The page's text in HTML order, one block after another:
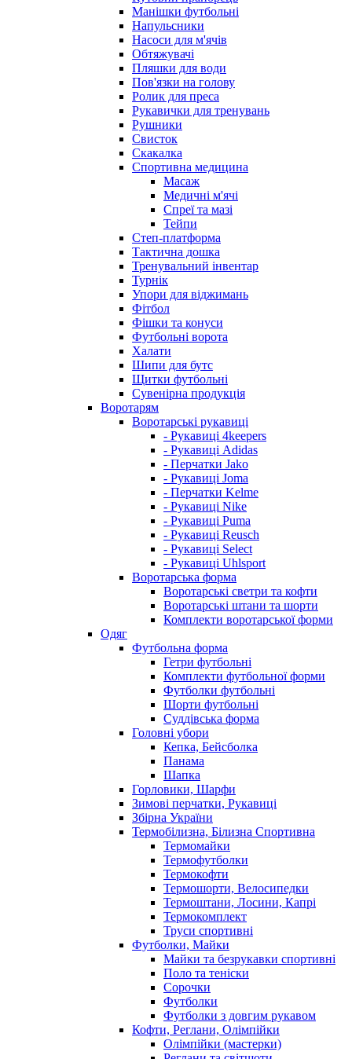
Манішки футбольні
Напульсники
Насоси для м'ячів
Обтяжувачі
Пляшки для води
Пов'язки на голову
Ролик для преса
Рукавички для тренувань
Рушники
Свисток
Скакалка
Спортивна медицина
Масаж
Медичні м'ячі
Спреї та мазі
Тейпи
Степ-платформа
Тактична дошка
Тренувальний інвентар
Турнік
Упори для віджимань
Фітбол
Фішки та конуси
Футбольні ворота
Халати
Шипи для бутс
Щитки футбольні
Сувенірна продукція
Воротарям
Воротарські рукавиці
- Рукавиці 4keepers
- Рукавиці Adidas
- Перчатки Jako
- Рукавиці Joma
- Перчатки Kelme
- Рукавиці Nike
- Рукавиці Puma
- Рукавиці Reusch
- Рукавиці Select
- Рукавиці Uhlsport
Воротарська форма
Воротарські светри та кофти
Воротарські штани та шорти
Комплекти воротарської форми
Одяг
Футбольна форма
Гетри футбольні
Комплекти футбольної форми
Футболки футбольні
Шорти футбольні
Суддівська форма
Головні убори
Кепка, Бейсболка
Панама
Шапка
Горловики, Шарфи
Зимові перчатки, Рукавиці
Збірна України
Термобілизна, Білизна Спортивна
Термомайки
Термофутболки
Термокофти
Термошорти, Велосипедки
Термоштани, Лосини, Капрі
Термокомплект
Труси спортивні
Футболки, Майки
Майки та безрукавки спортивні
Поло та теніски
Сорочки
Футболки
Футболки з довгим рукавом
Кофти, Реглани, Олімпійки
Олімпійки (мастерки)